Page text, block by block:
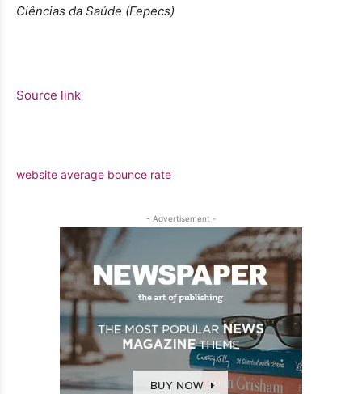
Ciências da Saúde (Fepecs)
Source link
website average bounce rate
- Advertisement -